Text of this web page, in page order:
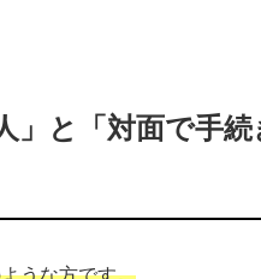
」と「対面で手